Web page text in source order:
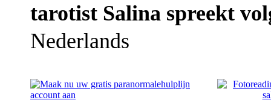
tarotist Salina spreekt
Nederlands